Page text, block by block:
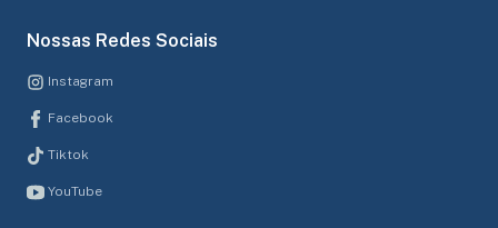
Nossas Redes Sociais
Instagram
Facebook
Tiktok
YouTube